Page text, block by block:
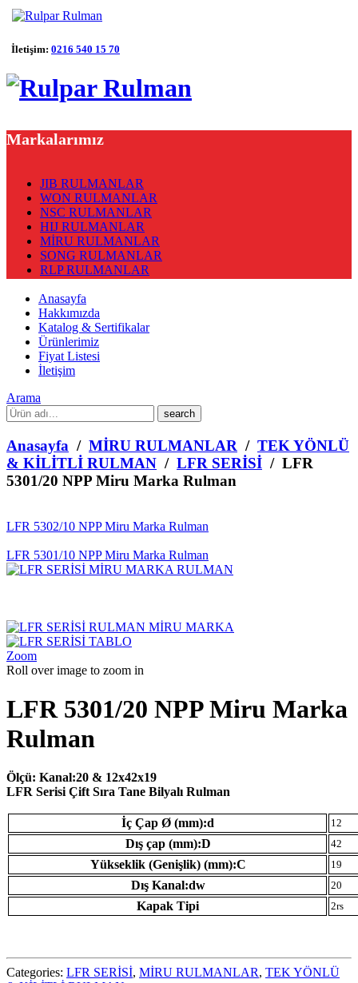
İletişim: 0216 540 15 70
Markalarımız
JIB RULMANLAR
WON RULMANLAR
NSC RULMANLAR
HIJ RULMANLAR
MİRU RULMANLAR
SONG RULMANLAR
RLP RULMANLAR
Anasayfa
Hakkımızda
Katalog & Sertifikalar
Ürünlerimiz
Fiyat Listesi
İletişim
Arama
What
are
you
looking
for?
Anasayfa / MİRU RULMANLAR / TEK YÖNLÜ
& KİLİTLİ RULMAN / LFR SERİSİ / LFR
5301/20 NPP Miru Marka Rulman
LFR 5302/10 NPP Miru Marka Rulman
LFR 5301/10 NPP Miru Marka Rulman
Zoom
Roll over image to zoom in
LFR 5301/20 NPP Miru Marka
Rulman
Ölçü: Kanal:20 & 12x42x19
LFR Serisi Çift Sıra Tane Bilyalı Rulman
İç Çap Ø (mm):d 12
Dış çap (mm):D 42
Yükseklik (Genişlik) (mm):C 19
Dış Kanal:dw 20
Kapak Tipi 2rs
Categories: LFR SERİSİ, MİRU RULMANLAR, TEK YÖNLÜ